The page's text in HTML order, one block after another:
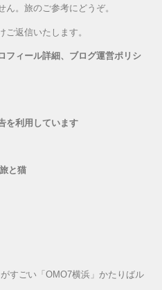
。旅のご参考にどうぞ。
返信いたします。
フィール詳細、ブログ運営ポリシ
を利用しています
と猫
すごい「OMO7横浜」かたりばル